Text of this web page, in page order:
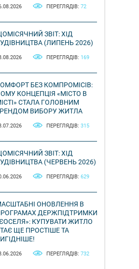
ПЕРЕГЛЯДІВ: 72
ЗВІТ: ХІД
(ЛИПЕНЬ 2026)
ПЕРЕГЛЯДІВ: 169
БЕЗ КОМПРОМІСІВ:
КОНЦЕПЦІЯ «МІСТО В
СТАЛА ГОЛОВНИМ
ВИБОРУ ЖИТЛА
ПЕРЕГЛЯДІВ: 315
ЗВІТ: ХІД
(ЧЕРВЕНЬ 2026)
ПЕРЕГЛЯДІВ: 629
ОНОВЛЕННЯ В
ДЕРЖПІДТРИМКИ
КУПУВАТИ ЖИТЛО
ЩЕ ПРОСТІШЕ ТА
ПЕРЕГЛЯДІВ: 732